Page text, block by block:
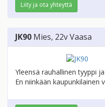
Liity ja ota yhteyttä
JK90 Mies, 22vVaasa
Yleensä rauhallinen tyyppi
En niinkään kaupunkilainen